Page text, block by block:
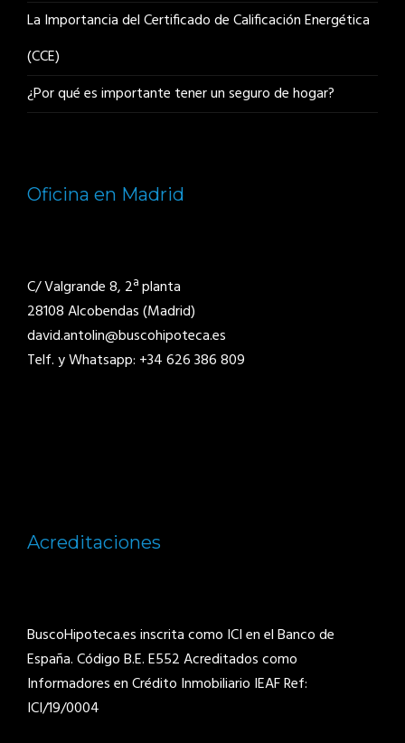
La Importancia del Certificado de Calificación Energética
(CCE)
¿Por qué es importante tener un seguro de hogar?
Oficina en Madrid
C/ Valgrande 8, 2ª planta
28108 Alcobendas (Madrid)
david.antolin@buscohipoteca.es
Telf. y Whatsapp: +34 626 386 809
Acreditaciones
BuscoHipoteca.es inscrita como ICI en el Banco de
España. Código B.E. E552Acreditados como
Informadores en Crédito Inmobiliario IEAF Ref:
ICI/19/0004